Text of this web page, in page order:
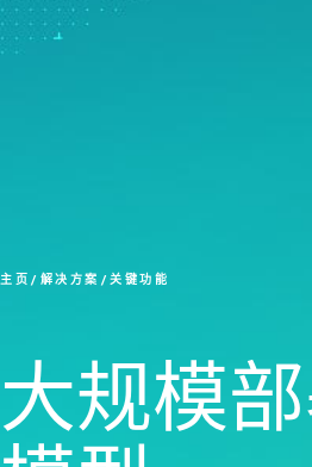
主页 解决方案 关键功能
大规模